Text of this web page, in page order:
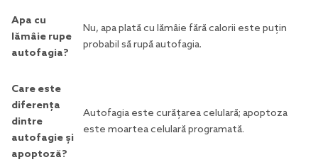
Apa cu
lămâie rupe
autofagia?
Nu, apa plată cu lămâie fără calorii este puțin
probabil să rupă autofagia.
Care este
diferența
dintre
autofagie și
apoptoză?
Autofagia este curățarea celulară; apoptoza
este moartea celulară programată.